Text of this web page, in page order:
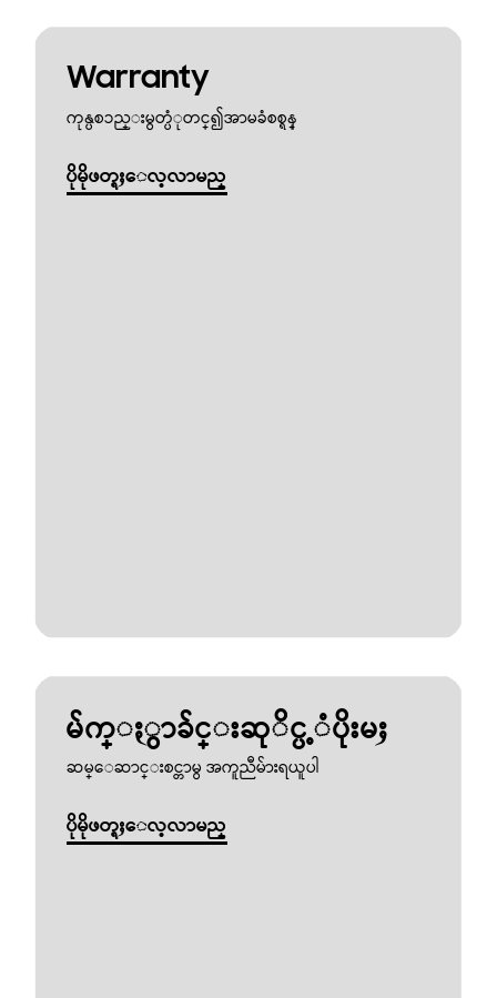
Warranty
ကုန္ပစၥည္းမွတ္ပံုတင္၍အာမခံစစ္ရန္
ပိုမိုဖတ္ရႈေလ့လာမည္
မ်က္ႏွာခ်င္းဆုိင္ပ့ံပိုးမႈ
ဆမ္ေဆာင္းစင္တာမွ အကူညီမ်ားရယူပါ
ပိုမိုဖတ္ရႈေလ့လာမည္